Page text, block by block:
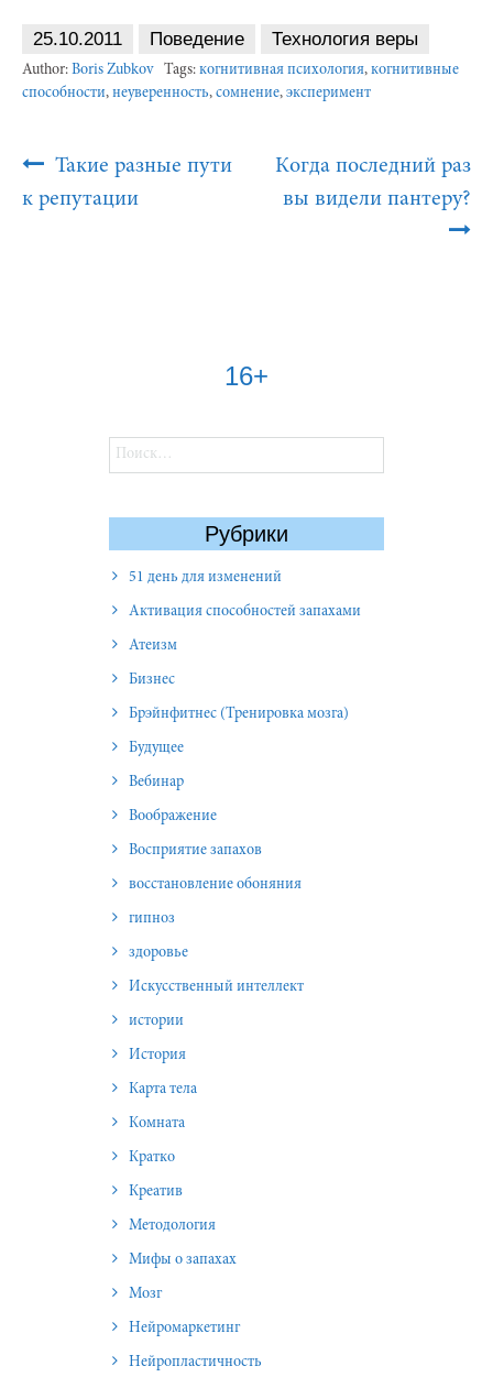
25.10.2011 Поведение Технология веры
Author: Boris Zubkov Tags: когнитивная психология, когнитивные
способности, неуверенность, сомнение, эксперимент
Post
Navigation
Такие разные пути
к репутации
Когда последний раз
вы видели пантеру?
16+
Найти:
Рубрики
51 день для изменений
Активация способностей запахами
Атеизм
Бизнес
Брэйнфитнес (Тренировка мозга)
Будущее
Вебинар
Воображение
Восприятие запахов
восстановление обоняния
гипноз
здоровье
Искусственный интеллект
истории
История
Карта тела
Комната
Кратко
Креатив
Методология
Мифы о запахах
Мозг
Нейромаркетинг
Нейропластичность